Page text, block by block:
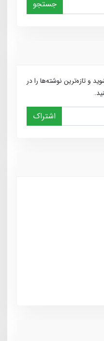
جستجو
و تازه‌ترین نوشته‌ها را در
اشتراک